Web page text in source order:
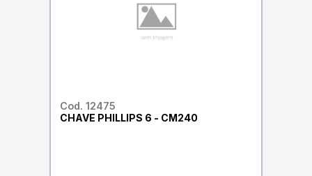
Cod. 12475
CHAVE PHILLIPS 6 - CM240